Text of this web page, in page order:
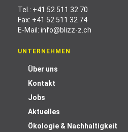
Tel.: +41 52 511 32 70
Fax: +41 52 511 32 74
E-Mail: info@blizz-z.ch
UNTERNEHMEN
Über uns
Kontakt
Jobs
Aktuelles
Ökologie & Nachhaltigkeit